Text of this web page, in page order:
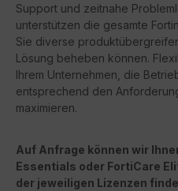
Support und zeitnahe
unterstützen die gesamte
Sie diverse
Lösung beheben können.
Ihrem Unternehmen, die
entsprechend den
maximieren.
Auf Anfrage können wir
Essentials oder FortiCare
der jeweiligen Lizenzen